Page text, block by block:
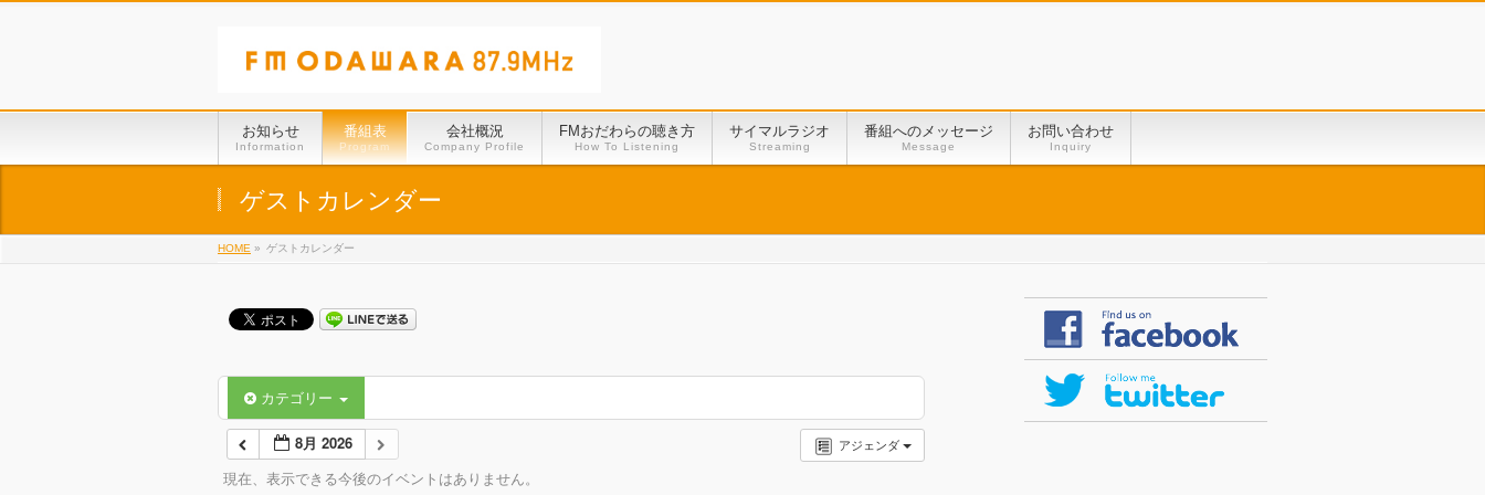
お知らせ
Information
番組表
Program
会社概況
Company Profile
FMおだわらの聴き方
How To Listening
サイマルラジオ
Streaming
番組へのメッセージ
Message
お問い合わせ
Inquiry
ゲストカレンダー
HOME » ゲストカレンダー
カテゴリー
アジェンダ
8月 2026
現在、表示できる今後のイベントはありません。